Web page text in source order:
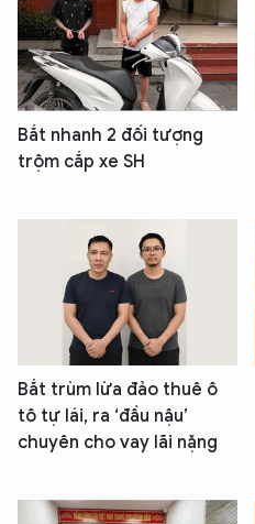
Bắt nhanh 2 đối tượng
trộm cắp xe SH
Bắt trùm lừa đảo thuê ô
tô tự lái, ra ‘đầu nậu’
chuyên cho vay lãi nặng